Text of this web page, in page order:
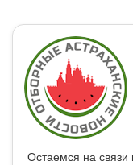
Остаемся на связи